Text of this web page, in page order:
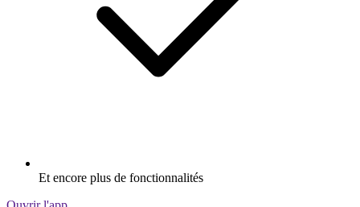
Et encore plus de fonctionnalités